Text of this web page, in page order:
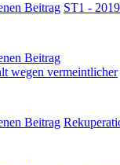
ST1 -
wegen vermeintlicher